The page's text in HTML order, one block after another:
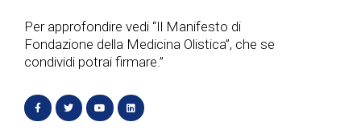
Per approfondire vedi “Il Manifesto di
Fondazione della Medicina Olistica”, che se
condividi potrai firmare.”